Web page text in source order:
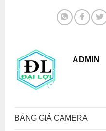
ADMIN
BẢNG GIÁ CAMERA